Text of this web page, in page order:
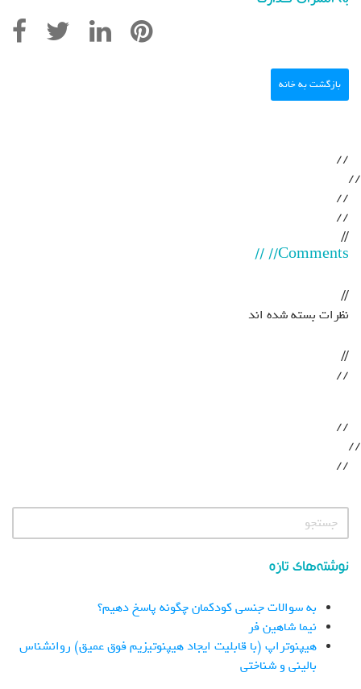
بازگشت به خانه
//
//
//
//
//
Comments// //
//
نظرات بسته شده اند
//
//
//
//
//
نوشته‌های تازه
به سوالات جنسی کودکمان چگونه پاسخ دهیم؟
نیما شاهین فر
هیپنوتراپ (با قابلیت ایجاد هیپنوتیزیم فوق عمیق) روانشناس
بالینی و شناختی